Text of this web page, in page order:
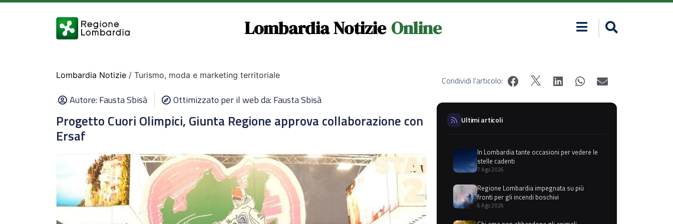
Lombardia Notizie Online
Lombardia Notizie / Turismo, moda e marketing territoriale
Autore:Fausta Sbisà Ottimizzato per il web da: Fausta Sbisà
Progetto Cuori Olimpici, Giunta Regione approva collaborazione con
Ersaf
Condividi l'articolo:
Ultimi articoli
In Lombardia tante occasioni per vedere le
stelle cadenti
7 Ago 2026
Regione Lombardia impegnata su più
fronti per gli incendi boschivi
6 Ago 2026